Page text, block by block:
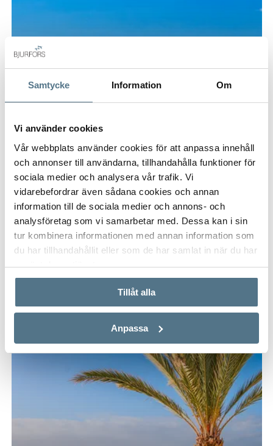
Samtycke Information Om
Vi använder cookies
Vår webbplats använder cookies för att anpassa innehåll
och annonser till användarna, tillhandahålla funktioner för
sociala medier och analysera vår trafik. Vi
vidarebefordrar även sådana cookies och annan
information till de sociala medier och annons- och
analysföretag som vi samarbetar med. Dessa kan i sin
tur kombinera informationen med annan information som
du har tillhandahållit eller som de har samlat in när du har
använt deras tjänster.
Tillåt alla
Anpassa
PUERTO BANÚS, MARBELLA
2266
130 M² 2 BEDROOMS 895,000 €